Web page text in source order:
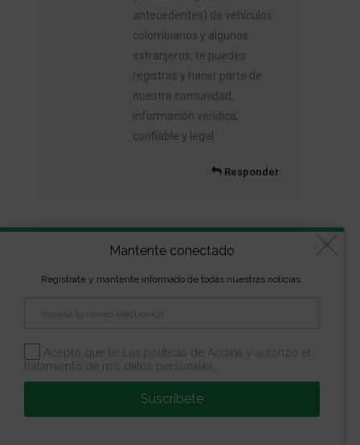
antecedentes) de vehículos
colombianos y algunos
extranjeros, te puedes
registras y hacer parte de
nuestra comunidad,
información verídica,
confiable y legal
Responder
david
dice:
mayo 3, 2016 en 2:11 pm
Las placas rojas no son para
especialmente. Los
vehículos de carga en el pais
tienen blancas o amarillas
Mantente conectado
Regístrate y mantente informado de todas nuestras noticias.
Acepto que leí Las políticas de Andina y autorizo el
tratamiento de mis datos personales.
Suscríbete